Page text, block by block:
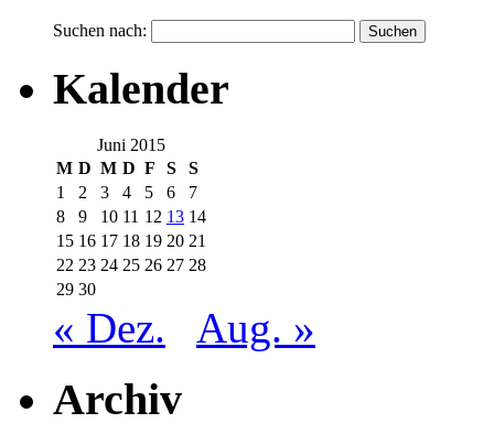
Suchen nach:
Kalender
Juni 2015
M D M D F S
S
1
2 3 4 5 6
7
8
9 10 11 12 13 14
15 16 17 18 19 20 21
22 23 24 25 26 27 28
29 30
« Dez. Aug. »
Archiv